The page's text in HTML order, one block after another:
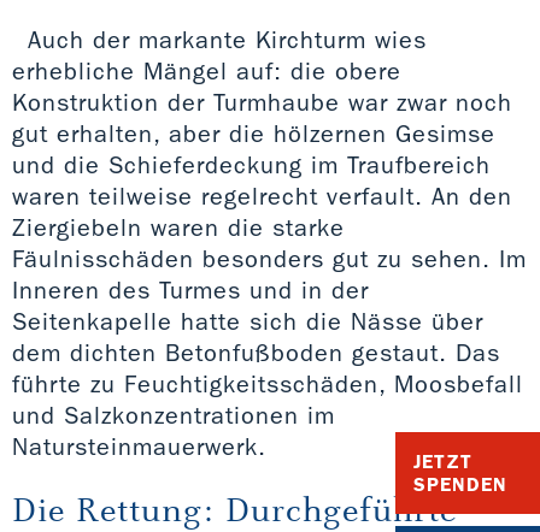
JETZT
SPENDEN
Auch der markante Kirchturm wies
erhebliche Mängel auf: die obere
Konstruktion der Turmhaube war zwar noch
gut erhalten, aber die hölzernen Gesimse
und die Schieferdeckung im Traufbereich
waren teilweise regelrecht verfault. An den
Ziergiebeln waren die starke
Fäulnisschäden besonders gut zu sehen. Im
Inneren des Turmes und in der
Seitenkapelle hatte sich die Nässe über
dem dichten Betonfußboden gestaut. Das
führte zu Feuchtigkeitsschäden, Moosbefall
und Salzkonzentrationen im
Natursteinmauerwerk.
Die Rettung: Durchgeführte